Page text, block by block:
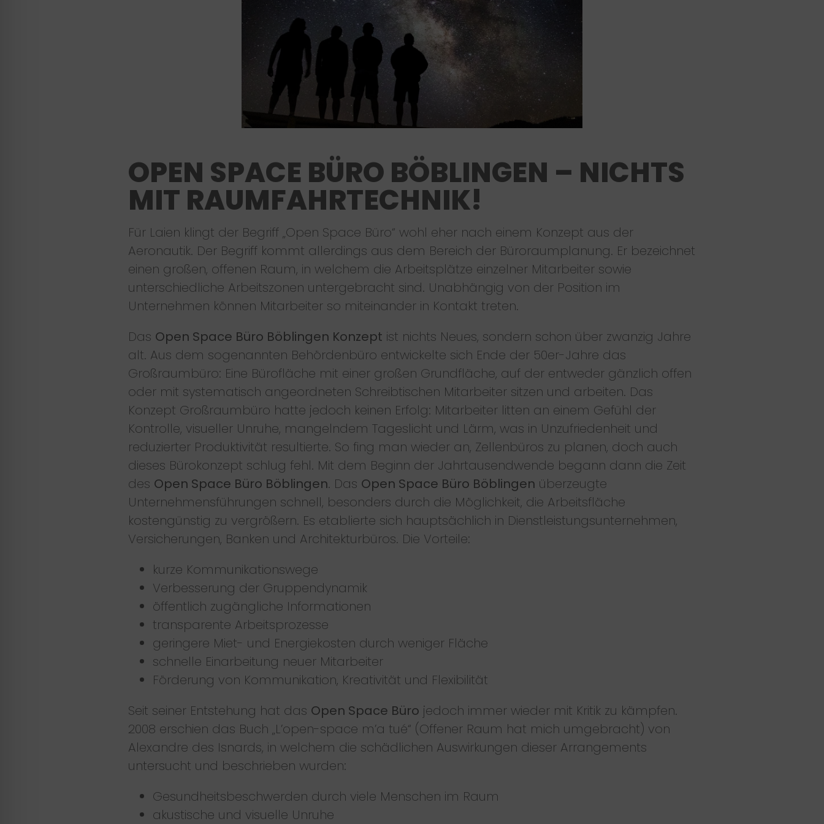
OPEN SPACE BÜRO BÖBLINGEN – NICHTS
MIT RAUMFAHRTECHNIK!
Für Laien klingt der Begriff „Open Space Büro“ wohl eher nach einem Konzept aus der
Aeronautik. Der Begriff kommt allerdings aus dem Bereich der Büroraumplanung. Er bezeichnet
einen großen, offenen Raum, in welchem die Arbeitsplätze einzelner Mitarbeiter sowie
unterschiedliche Arbeitszonen untergebracht sind. Unabhängig von der Position im
Unternehmen können Mitarbeiter so miteinander in Kontakt treten.
Das Open Space Büro Böblingen Konzept ist nichts Neues, sondern schon über zwanzig Jahre
alt. Aus dem sogenannten Behördenbüro entwickelte sich Ende der 50er-Jahre das
Großraumbüro: Eine Bürofläche mit einer großen Grundfläche, auf der entweder gänzlich offen
oder mit systematisch angeordneten Schreibtischen Mitarbeiter sitzen und arbeiten. Das
Konzept Großraumbüro hatte jedoch keinen Erfolg: Mitarbeiter litten an einem Gefühl der
Kontrolle, visueller Unruhe, mangelndem Tageslicht und Lärm, was in Unzufriedenheit und
reduzierter Produktivität resultierte. So fing man wieder an, Zellenbüros zu planen, doch auch
dieses Bürokonzept schlug fehl. Mit dem Beginn der Jahrtausendwende begann dann die Zeit
des Open Space Büro Böblingen. Das Open Space Büro Böblingen überzeugte
Unternehmensführungen schnell, besonders durch die Möglichkeit, die Arbeitsfläche
kostengünstig zu vergrößern. Es etablierte sich hauptsächlich in Dienstleistungsunternehmen,
Versicherungen, Banken und Architekturbüros. Die Vorteile:
kurze Kommunikationswege
Verbesserung der Gruppendynamik
öffentlich zugängliche Informationen
transparente Arbeitsprozesse
geringere Miet- und Energiekosten durch weniger Fläche
schnelle Einarbeitung neuer Mitarbeiter
Förderung von Kommunikation, Kreativität und Flexibilität
Seit seiner Entstehung hat das Open Space Büro jedoch immer wieder mit Kritik zu kämpfen.
2008 erschien das Buch „L’open-space m’a tué“ (Offener Raum hat mich umgebracht) von
Alexandre des Isnards, in welchem die schädlichen Auswirkungen dieser Arrangements
untersucht und beschrieben wurden:
Gesundheitsbeschwerden durch viele Menschen im Raum
akustische und visuelle Unruhe